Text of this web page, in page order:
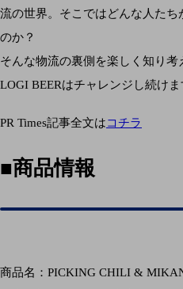
流の世界。そこではどんな人たち
のか？
そんな物流の裏側を楽しく知り考
LOGI BEERはチャレンジし続けま
PR Times記事全文はコチラ
■商品情報
商品名：PICKING CHILI &